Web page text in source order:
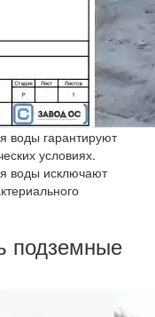
воды гарантируют
условиях.
воды исключают
подземные